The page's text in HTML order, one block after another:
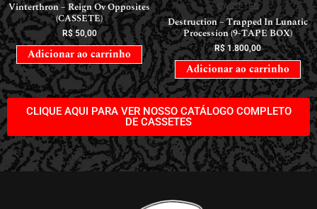
Vinterthron – Reign Ov Opposites
(CASSETE)
R$50,00
Adicionar ao carrinho
CASSETES
Destruction – Trapped In Lunatic
Procession (9-TAPE BOX)
R$1.800,00
Adicionar ao carrinho
CLIQUE AQUI PARA VER NOSSO CATÁLOGO COMPLETO
DE CASSETES